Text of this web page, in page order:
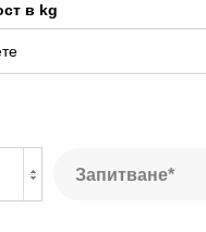
в kg
Запитване*